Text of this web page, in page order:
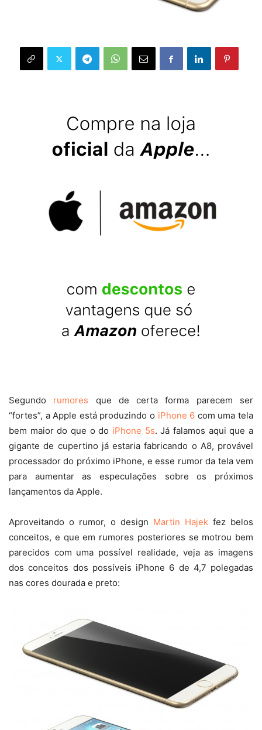
Segundo rumores que de certa forma parecem ser
“fortes”, a Apple está produzindo o iPhone 6 com uma tela
bem maior do que o do iPhone 5s. Já falamos aqui que a
gigante de cupertino já estaria fabricando o A8, provável
processador do próximo iPhone, e esse rumor da tela vem
para aumentar as especulações sobre os próximos
lançamentos da Apple.
Aproveitando o rumor, o design Martin Hajek fez belos
conceitos, e que em rumores posteriores se motrou bem
parecidos com uma possível realidade, veja as imagens
dos conceitos dos possíveis iPhone 6 de 4,7 polegadas
nas cores dourada e preto: